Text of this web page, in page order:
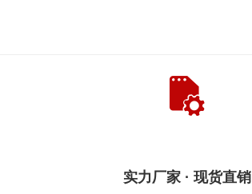
实力厂家 · 现货直销